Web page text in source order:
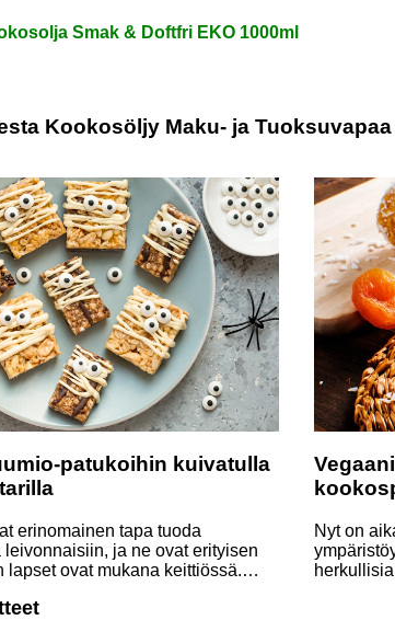
Smak & Doftfri EKO 1000ml
Kookosöljy Maku- ja
patukoihin kuivatulla
erinomainen tapa tuoda
leivonnaisiin, ja ne ovat erityisen
lapset ovat mukana keittiössä.
voitte nauttia yhdessä –
Nyt on